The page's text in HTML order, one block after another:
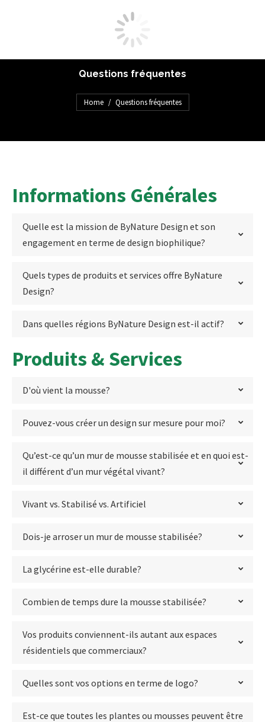
Informations pratiques
Questions fréquentes
You are here:
Home Questions fréquentes
Informations Générales
Quelle est la mission de ByNature Design et son
engagement en terme de design biophilique?
Quels types de produits et services offre ByNature
Design?
Dans quelles régions ByNature Design est-il actif?
Produits & Services
D'où vient la mousse?
Pouvez-vous créer un design sur mesure pour moi?
Qu’est-ce qu’un mur de mousse stabilisée et en quoi est-
il différent d’un mur végétal vivant?
Vivant vs. Stabilisé vs. Artificiel
Dois-je arroser un mur de mousse stabilisée?
La glycérine est-elle durable?
Combien de temps dure la mousse stabilisée?
Vos produits conviennent-ils autant aux espaces
résidentiels que commerciaux?
Quelles sont vos options en terme de logo?
Est-ce que toutes les plantes ou mousses peuvent être